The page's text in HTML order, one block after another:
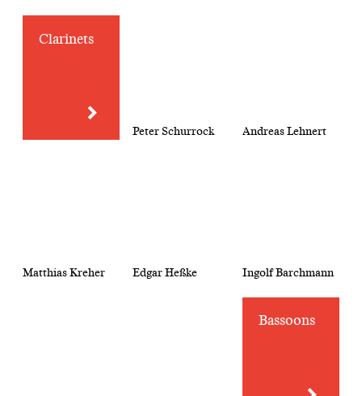
Clarinets
Peter Schurrock Andreas Lehnert
Matthias Kreher Edgar Heßke Ingolf Barchmann
Bassoons